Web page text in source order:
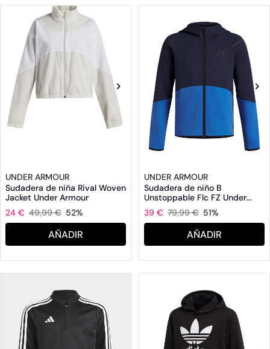
UNDER ARMOUR
Sudadera de niña Rival Woven
Jacket Under Armour
24 € 49,99 € 52%
AÑADIR
UNDER ARMOUR
Sudadera de niño B
Unstoppable Flc FZ Under
Armour
39 € 79,99 € 51%
AÑADIR